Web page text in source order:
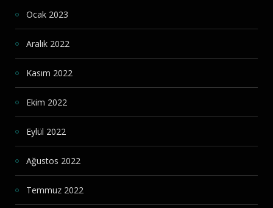
Ocak 2023
Aralık 2022
Kasım 2022
Ekim 2022
Eylül 2022
Ağustos 2022
Temmuz 2022